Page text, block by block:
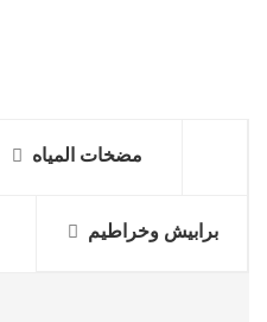
مضخات المياه
برابيش وخراطيم